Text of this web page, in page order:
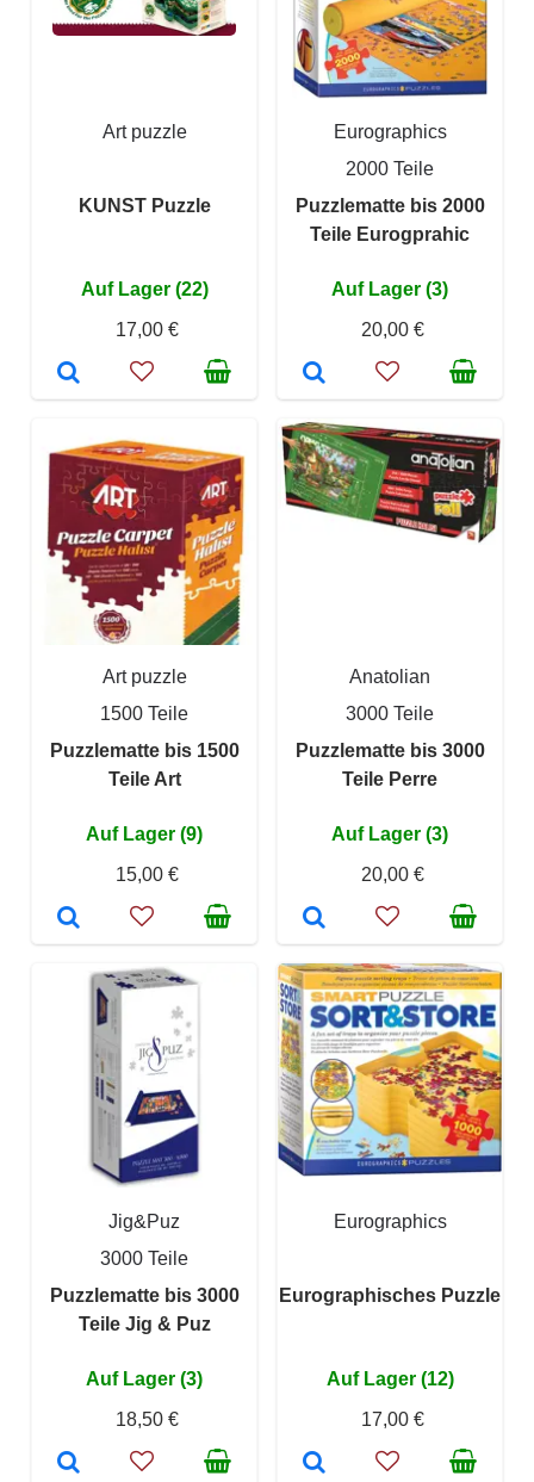
Art puzzle
KUNST Puzzle
Auf Lager (22)
17,00 €
Eurographics
2000 Teile
Puzzlematte bis 2000
Teile Eurogprahic
Auf Lager (3)
20,00 €
Art puzzle
1500 Teile
Puzzlematte bis 1500
Teile Art
Auf Lager (9)
15,00 €
Anatolian
3000 Teile
Puzzlematte bis 3000
Teile Perre
Auf Lager (3)
20,00 €
Jig&Puz
3000 Teile
Puzzlematte bis 3000
Teile Jig & Puz
Auf Lager (3)
18,50 €
Eurographics
Eurographisches Puzzle
Auf Lager (12)
17,00 €